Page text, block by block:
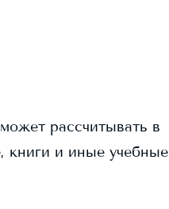
рассчитывать в
книги и иные учебные